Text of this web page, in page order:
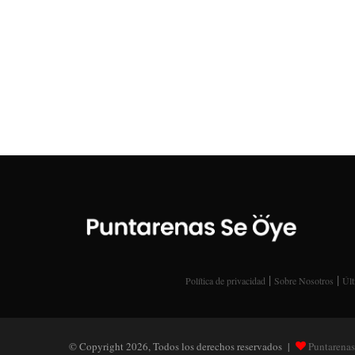
Política de privacidad | Sobre Nosotros |
© Copyright 2026, Todos los derechos reservados |